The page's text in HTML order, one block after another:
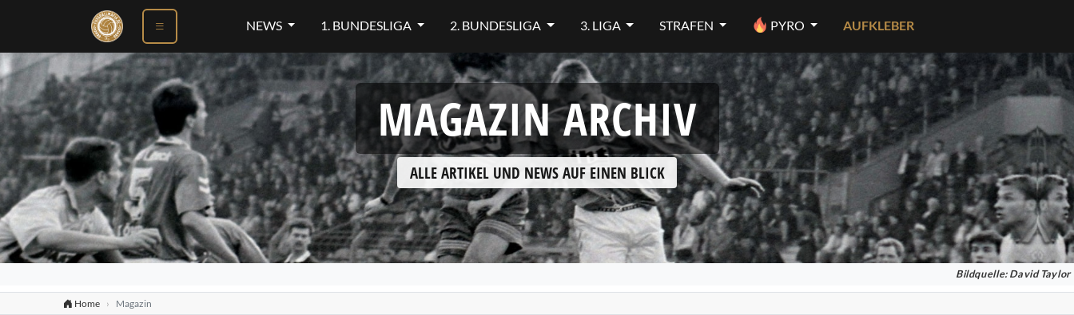
NEWS 1. BUNDESLIGA 2. BUNDESLIGA 3. LIGA STRAFEN PYRO AUFKLEBER
MAGAZIN ARCHIV
ALLE ARTIKEL UND NEWS AUF EINEN BLICK
Bildquelle: David Taylor
Home Magazin